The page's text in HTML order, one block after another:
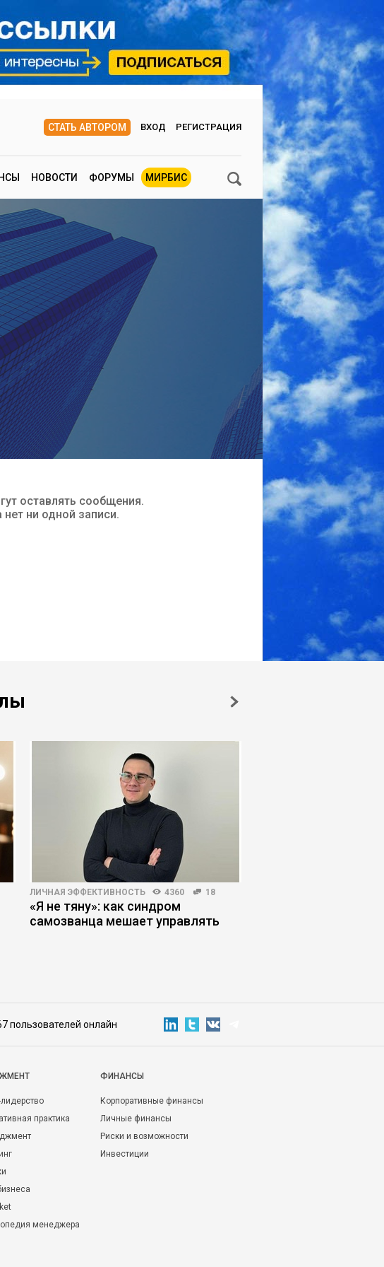
СТАТЬ АВТОРОМ ВХОД РЕГИСТРАЦИЯ
НОВОСТИ ФОРУМЫ МИРБИС
оставлять сообщения.
нет ни одной записи.
ЛИЧНАЯ ЭФФЕКТИВНОСТЬ 4360 18
«Я не тяну»: как синдром
самозванца мешает управлять
пользователей онлайн
практика
менеджера
ФИНАНСЫ
Корпоративные финансы
Личные финансы
Риски и возможности
Инвестиции